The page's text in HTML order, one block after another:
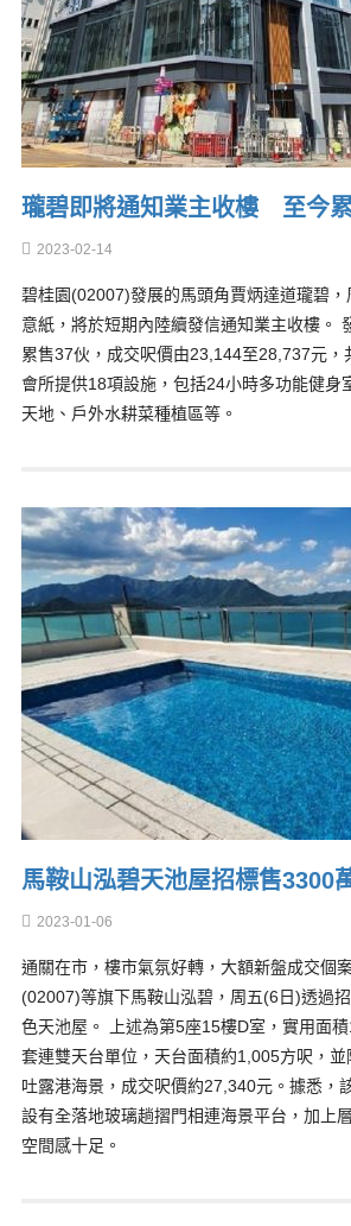
瓏碧即將通知業主收樓 至今
2023-02-14
碧桂園(02007)發展的馬頭角賈炳達道瓏碧
意紙，將於短期內陸續發信通知業主收樓。
累售37伙，成交呎價由23,144至28,737元，
會所提供18項設施，包括24小時多功能健身
天地、戶外水耕菜種植區等。
馬鞍山泓碧天池屋招標售3300
2023-01-06
通關在市，樓市氣氛好轉，大額新盤成交個
(02007)等旗下馬鞍山泓碧，周五(6日)透過
色天池屋。 上述為第5座15樓D室，實用面
套連雙天台單位，天台面積約1,005方呎，
吐露港海景，成交呎價約27,340元。據悉，
設有全落地玻璃趟摺門相連海景平台，加上
空間感十足。